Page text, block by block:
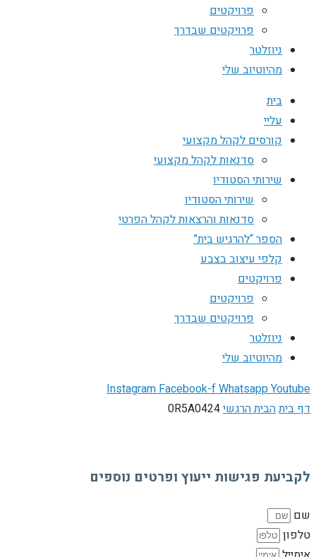
פרויקטים
פרויקטים שבדרך
ניוזלטר
מהיוטיוב שלי
בית
עליי
קורסים לקהל מקצועי
סדנאות לקהל מקצועי
שירותי הסטודיו
שירותי הסטודיו
סדנאות והרצאות לקהל הפרטי
הספר “להרגיש בית”
קלפי עיצוב בצבע
פרויקטים
פרויקטים
פרויקטים שבדרך
ניוזלטר
מהיוטיוב שלי
InstagramFacebook-fWhatsappYoutube
דף ביתהבית הרגשי0R5A0424
לקביעת פגישות ייעוץ ופרטים נוספים
שם
טלפון